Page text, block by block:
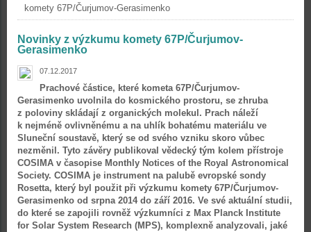
komety 67P/Čurjumov-Gerasimenko
Novinky z výzkumu komety 67P/Čurjumov-
Gerasimenko
07.12.2017
Prachové částice, které kometa 67P/Čurjumov-
Gerasimenko uvolnila do kosmického prostoru, se zhruba
z poloviny skládají z organických molekul. Prach náleží
k nejméně ovlivněnému a na uhlík bohatému materiálu ve
Sluneční soustavě, který se od svého vzniku skoro vůbec
nezměnil. Tyto závěry publikoval vědecký tým kolem přístroje
COSIMA v časopise Monthly Notices of the Royal Astronomical
Society. COSIMA je instrument na palubě evropské sondy
Rosetta, který byl použit při výzkumu komety 67P/Čurjumov-
Gerasimenko od srpna 2014 do září 2016. Ve své aktuální studii,
do které se zapojili rovněž výzkumníci z Max Planck Institute
for Solar System Research (MPS), komplexně analyzovali, jaké